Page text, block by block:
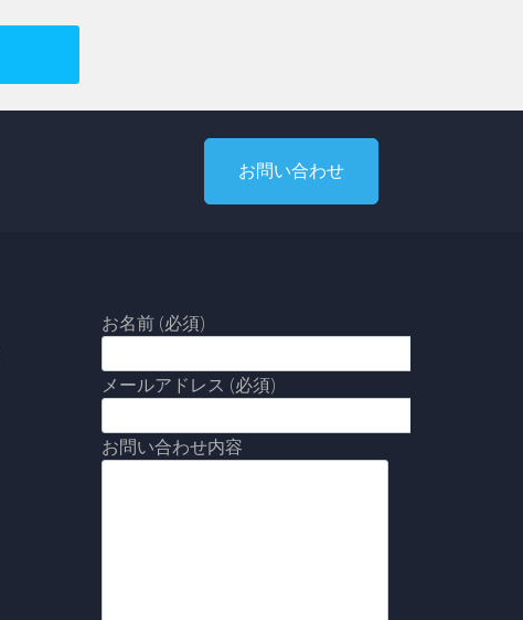
お問い合わせ
お名前 (必須)
メールアドレス (必須)
お問い合わせ内容